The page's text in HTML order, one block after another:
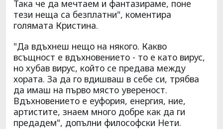
Така че да мечтаем и фантазираме, поне
тези неща са безплатни", коментира
голямата Кристина.
"Да вдъхнеш нещо на някого. Какво
всъщност е вдъхновението - то е като вирус,
но хубав вирус, който се предава между
хората. За да го вдишваш в себе си, трябва
да имаш на първо място увереност.
Вдъхновението е еуфория, енергия, ние,
артистите, знаем много добре как да ги
предадем", допълни философски Нети.